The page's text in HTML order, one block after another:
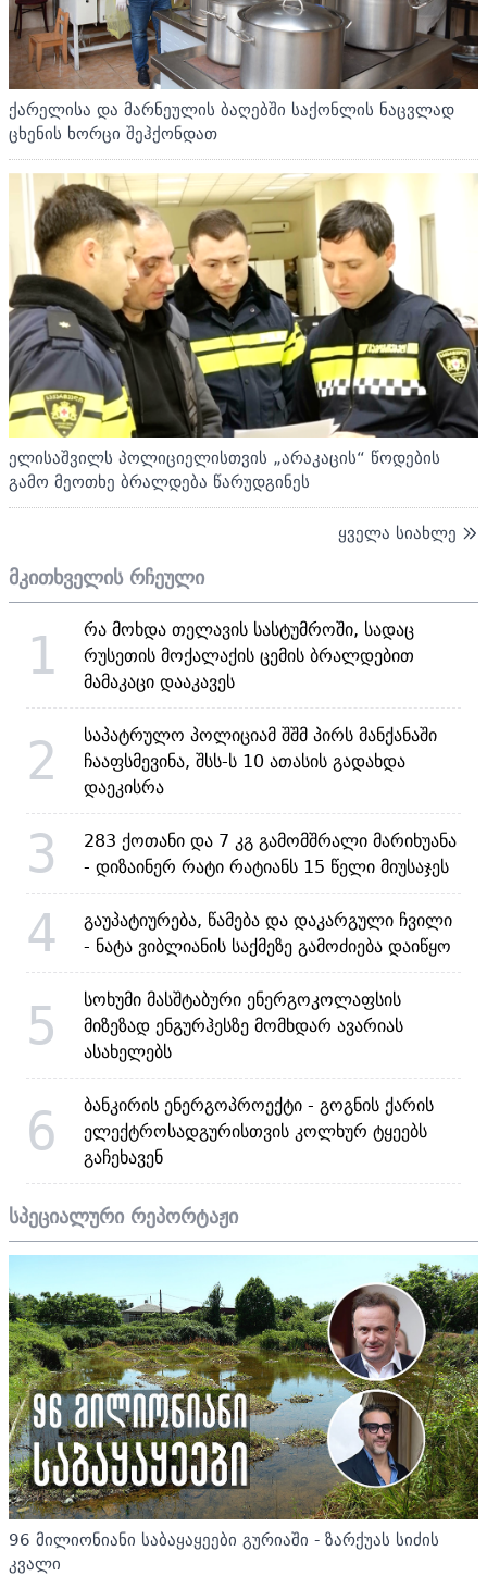
ქარელისა და მარნეულის ბაღებში საქონლის ნაცვლად
ცხენის ხორცი შეჰქონდათ
ელისაშვილს პოლიციელისთვის „არაკაცის“ წოდების
გამო მეოთხე ბრალდება წარუდგინეს
ყველა სიახლე
მკითხველის რჩეული
1
რა მოხდა თელავის სასტუმროში, სადაც
რუსეთის მოქალაქის ცემის ბრალდებით
მამაკაცი დააკავეს
2
საპატრულო პოლიციამ შშმ პირს მანქანაში
ჩააფსმევინა, შსს-ს 10 ათასის გადახდა
დაეკისრა
3
283 ქოთანი და 7 კგ გამომშრალი მარიხუანა
- დიზაინერ რატი რატიანს 15 წელი მიუსაჯეს
4
გაუპატიურება, წამება და დაკარგული ჩვილი
- ნატა ვიბლიანის საქმეზე გამოძიება დაიწყო
5
სოხუმი მასშტაბური ენერგოკოლაფსის
მიზეზად ენგურჰესზე მომხდარ ავარიას
ასახელებს
6
ბანკირის ენერგოპროექტი - გოგნის ქარის
ელექტროსადგურისთვის კოლხურ ტყეებს
გაჩეხავენ
სპეციალური რეპორტაჟი
96 მილიონიანი საბაყაყეები გურიაში - ზარქუას სიძის
კვალი